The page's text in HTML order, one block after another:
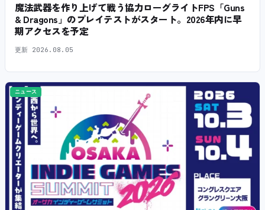
魔法武器を作り上げて戦う協力ローグライトFPS「Guns
& Dragons」のプレイテストがスタート。2026年内に早
期アクセスを予定
更新 2026.08.05
ニュース